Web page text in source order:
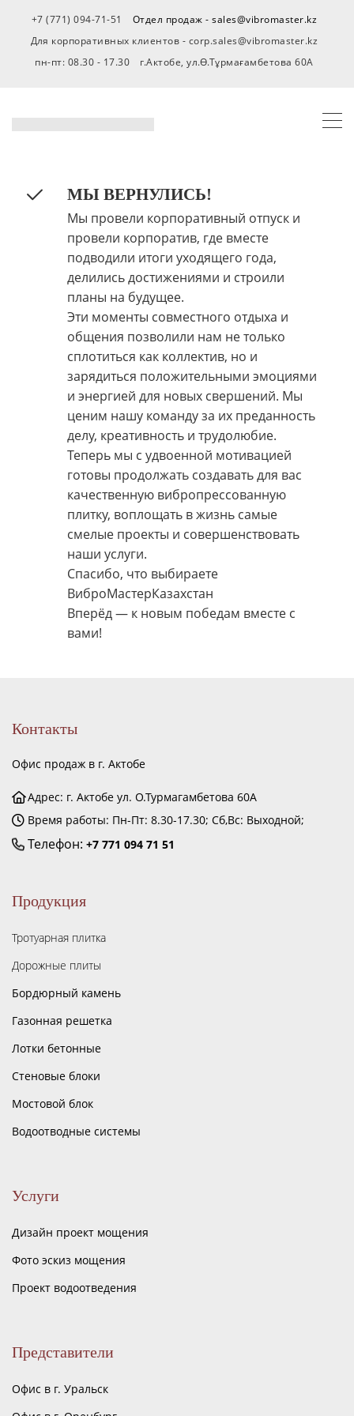
+7 (771) 094-71-51
Отдел продаж - sales@vibromaster.kz
Для корпоративных клиентов - corp.sales@vibromaster.kz
пн-пт: 08.30 - 17.30
г.Актобе, ул.Ө.Тұрмағамбетова 60А
МЫ ВЕРНУЛИСЬ!
Мы провели корпоративный отпуск и
провели корпоратив, где вместе
подводили итоги уходящего года,
делились достижениями и строили
планы на будущее.
Эти моменты совместного отдыха и
общения позволили нам не только
сплотиться как коллектив, но и
зарядиться положительными эмоциями
и энергией для новых свершений. Мы
ценим нашу команду за их преданность
делу, креативность и трудолюбие.
Теперь мы с удвоенной мотивацией
готовы продолжать создавать для вас
качественную вибропрессованную
плитку, воплощать в жизнь самые
смелые проекты и совершенствовать
наши услуги.
Спасибо, что выбираете
ВиброМастерКазахстан
Вперёд — к новым победам вместе с
вами!
Контакты
Офис продаж в г. Актобе
Адрес: г. Актобе ул. О.Турмагамбетова 60А
Время работы: Пн-Пт: 8.30-17.30; Сб,Вс: Выходной;
Телефон: +7 771 094 71 51
Продукция
Тротуарная плитка
Дорожные плиты
Бордюрный камень
Газонная решетка
Лотки бетонные
Стеновые блоки
Мостовой блок
Водоотводные системы
Услуги
Дизайн проект мощения
Фото эскиз мощения
Проект водоотведения
Представители
Офис в г. Уральск